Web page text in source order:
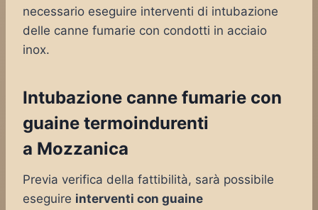
necessario eseguire interventi di intubazione
delle canne fumarie con condotti in acciaio
inox.
Intubazione canne fumarie con
guaine termoindurenti
a Mozzanica
Previa verifica della fattibilità, sarà possibile
eseguire interventi con guaine